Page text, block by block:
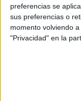
preferencias se
sus preferencias o
momento volviendo
"Privacidad" en la